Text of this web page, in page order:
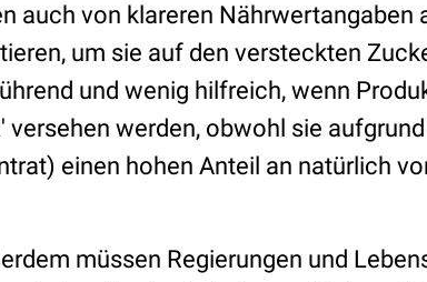
auch von klareren Nährwertangaben
um sie auf den versteckten
und wenig hilfreich, wenn
versehen werden, obwohl sie
einen hohen Anteil an natürlich
müssen Regierungen und